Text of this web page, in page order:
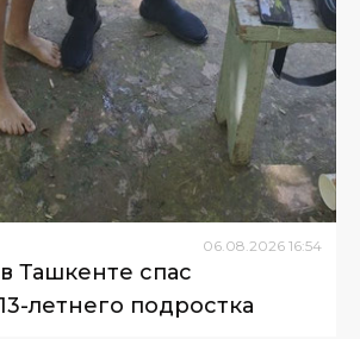
06.08.2026 16:54
Ташкенте спас
летнего подростка